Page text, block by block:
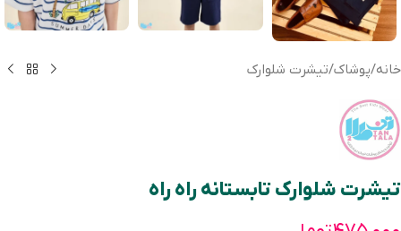
خانه/پوشاک/تیشرت شلوارک
تیشرت شلوارک تابستانه راه راه